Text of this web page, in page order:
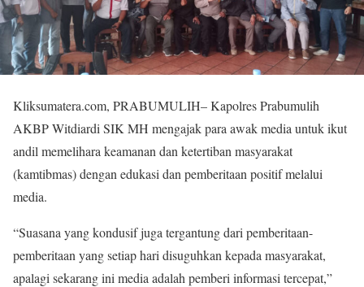
Kliksumatera.com, PRABUMULIH– Kapolres Prabumulih
AKBP Witdiardi SIK MH mengajak para awak media untuk ikut
andil memelihara keamanan dan ketertiban masyarakat
(kamtibmas) dengan edukasi dan pemberitaan positif melalui
media.
“Suasana yang kondusif juga tergantung dari pemberitaan-
pemberitaan yang setiap hari disuguhkan kepada masyarakat,
apalagi sekarang ini media adalah pemberi informasi tercepat,”